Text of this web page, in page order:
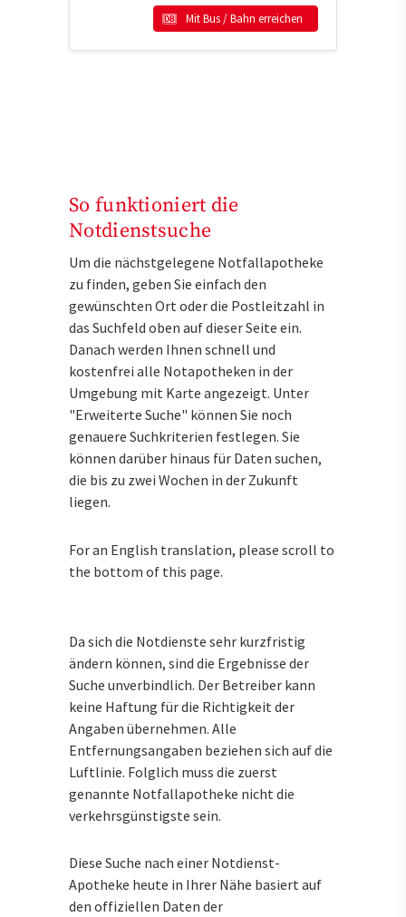
Mit Bus / Bahn erreichen
So funktioniert die
Notdienstsuche
Um die nächstgelegene Notfallapotheke
zu finden, geben Sie einfach den
gewünschten Ort oder die Postleitzahl in
das Suchfeld oben auf dieser Seite ein.
Danach werden Ihnen schnell und
kostenfrei alle Notapotheken in der
Umgebung mit Karte angezeigt. Unter
"Erweiterte Suche" können Sie noch
genauere Suchkriterien festlegen. Sie
können darüber hinaus für Daten suchen,
die bis zu zwei Wochen in der Zukunft
liegen.
For an English translation, please scroll to
the bottom of this page.
Da sich die Notdienste sehr kurzfristig
ändern können, sind die Ergebnisse der
Suche unverbindlich. Der Betreiber kann
keine Haftung für die Richtigkeit der
Angaben übernehmen. Alle
Entfernungsangaben beziehen sich auf die
Luftlinie. Folglich muss die zuerst
genannte Notfallapotheke nicht die
verkehrsgünstigste sein.
Diese Suche nach einer Notdienst-
Apotheke heute in Ihrer Nähe basiert auf
den offiziellen Daten der